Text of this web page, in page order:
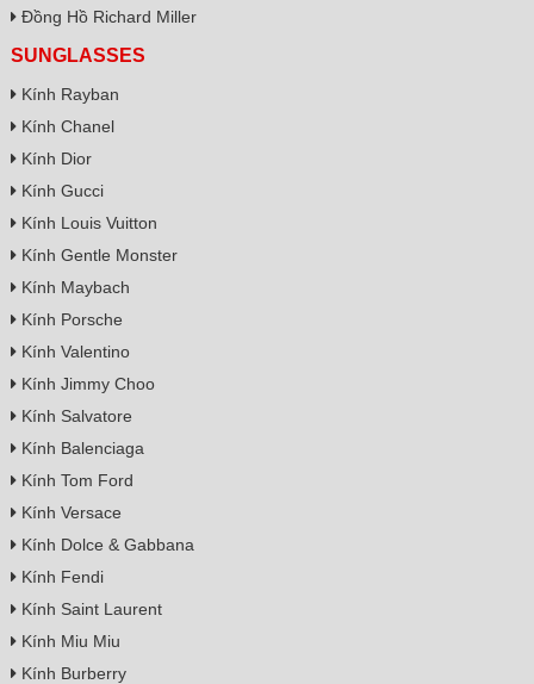
Đồng Hồ Richard Miller
SUNGLASSES
Kính Rayban
Kính Chanel
Kính Dior
Kính Gucci
Kính Louis Vuitton
Kính Gentle Monster
Kính Maybach
Kính Porsche
Kính Valentino
Kính Jimmy Choo
Kính Salvatore
Kính Balenciaga
Kính Tom Ford
Kính Versace
Kính Dolce & Gabbana
Kính Fendi
Kính Saint Laurent
Kính Miu Miu
Kính Burberry